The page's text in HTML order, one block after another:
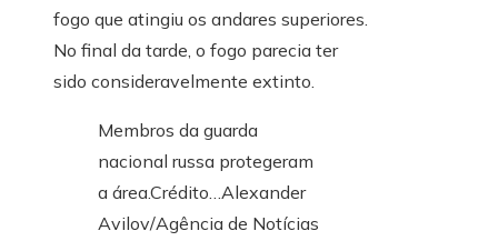
fogo que atingiu os andares superiores.
No final da tarde, o fogo parecia ter
sido consideravelmente extinto.
Membros da guarda
nacional russa protegeram
a área.Crédito… Alexander
Avilov/Agência de Notícias